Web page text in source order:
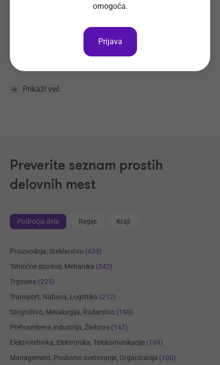
Kako napisati odpoved?
Prikaži več
Preverite seznam prostih
delovnih mest
Področja dela Regije Kraji
Proizvodnja, Steklarstvo (433)
Tehnične storitve, Mehanika (342)
Trgovina (225)
Transport, Nabava, Logistika (212)
Strojništvo, Metalurgija, Rudarstvo (190)
Prehrambena industrija, Živilstvo (147)
Elektrotehnika, Elektronika, Telekomunikacije (109)
Management, Poslovno svetovanje, Organizacija (100)
omogoča.
Prijava